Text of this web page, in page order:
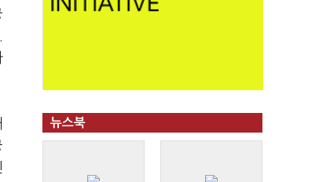
뉴스북